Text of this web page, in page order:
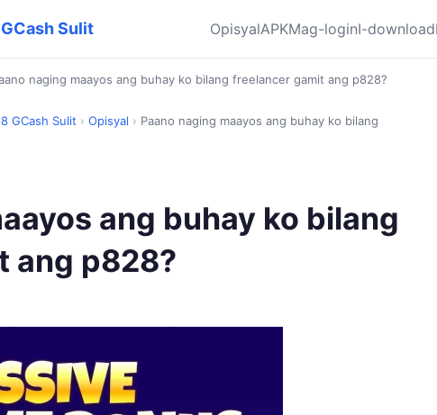
Sulit OpisyalAPKMag-loginI-download
naging maayos ang buhay ko bilang freelancer gamit ang p828?
GCash Sulit › Opisyal › Paano naging maayos ang buhay ko bilang
ang buhay ko bilang
ang p828?